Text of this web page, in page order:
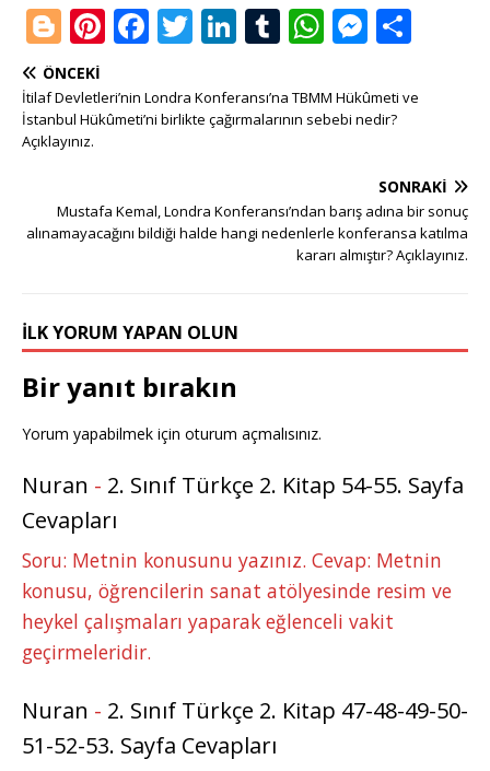
Bl
o
g
g
e
r
Pi
te
r
st
F
c
e
o
o
T
it
te
Li
k
e
n
T
m
bl
W
at
s
p
p
M
ss
e
g
e
r
ar
ÖNCEKI
İtilaf Devletleri’nin Londra Konferansı’na TBMM Hükûmeti ve
İstanbul Hükûmeti’ni birlikte çağırmalarının sebebi nedir?
Açıklayınız.
SONRAKI
Mustafa Kemal, Londra Konferansı’ndan barış adına bir sonuç
alınamayacağını bildiği halde hangi nedenlerle konferansa katılma
kararı almıştır? Açıklayınız.
İLK YORUM YAPAN OLUN
Bir yanıt bırakın
Yorum yapabilmek için oturum açmalısınız.
Nuran - 2. Sınıf Türkçe 2. Kitap 54-55. Sayfa
Cevapları
Soru: Metnin konusunu yazınız. Cevap: Metnin
konusu, öğrencilerin sanat atölyesinde resim ve
heykel çalışmaları yaparak eğlenceli vakit
geçirmeleridir.
Nuran - 2. Sınıf Türkçe 2. Kitap 47-48-49-50-
51-52-53. Sayfa Cevapları